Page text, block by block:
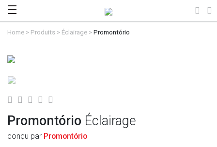
Home > Produits > Éclairage >Promontório
Promontório Éclairage
conçu par Promontório